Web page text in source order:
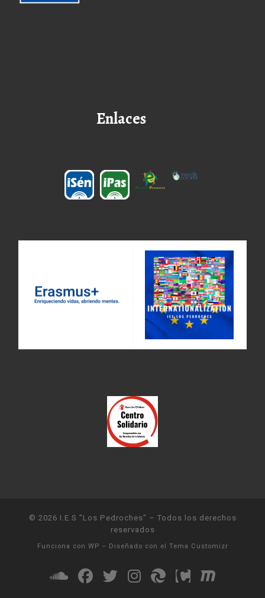
Enlaces
© 2026 I.E.S "Los Pedroches" – Todos los derechos
reservados
Funciona con WP – Diseñado con el Tema Customizr